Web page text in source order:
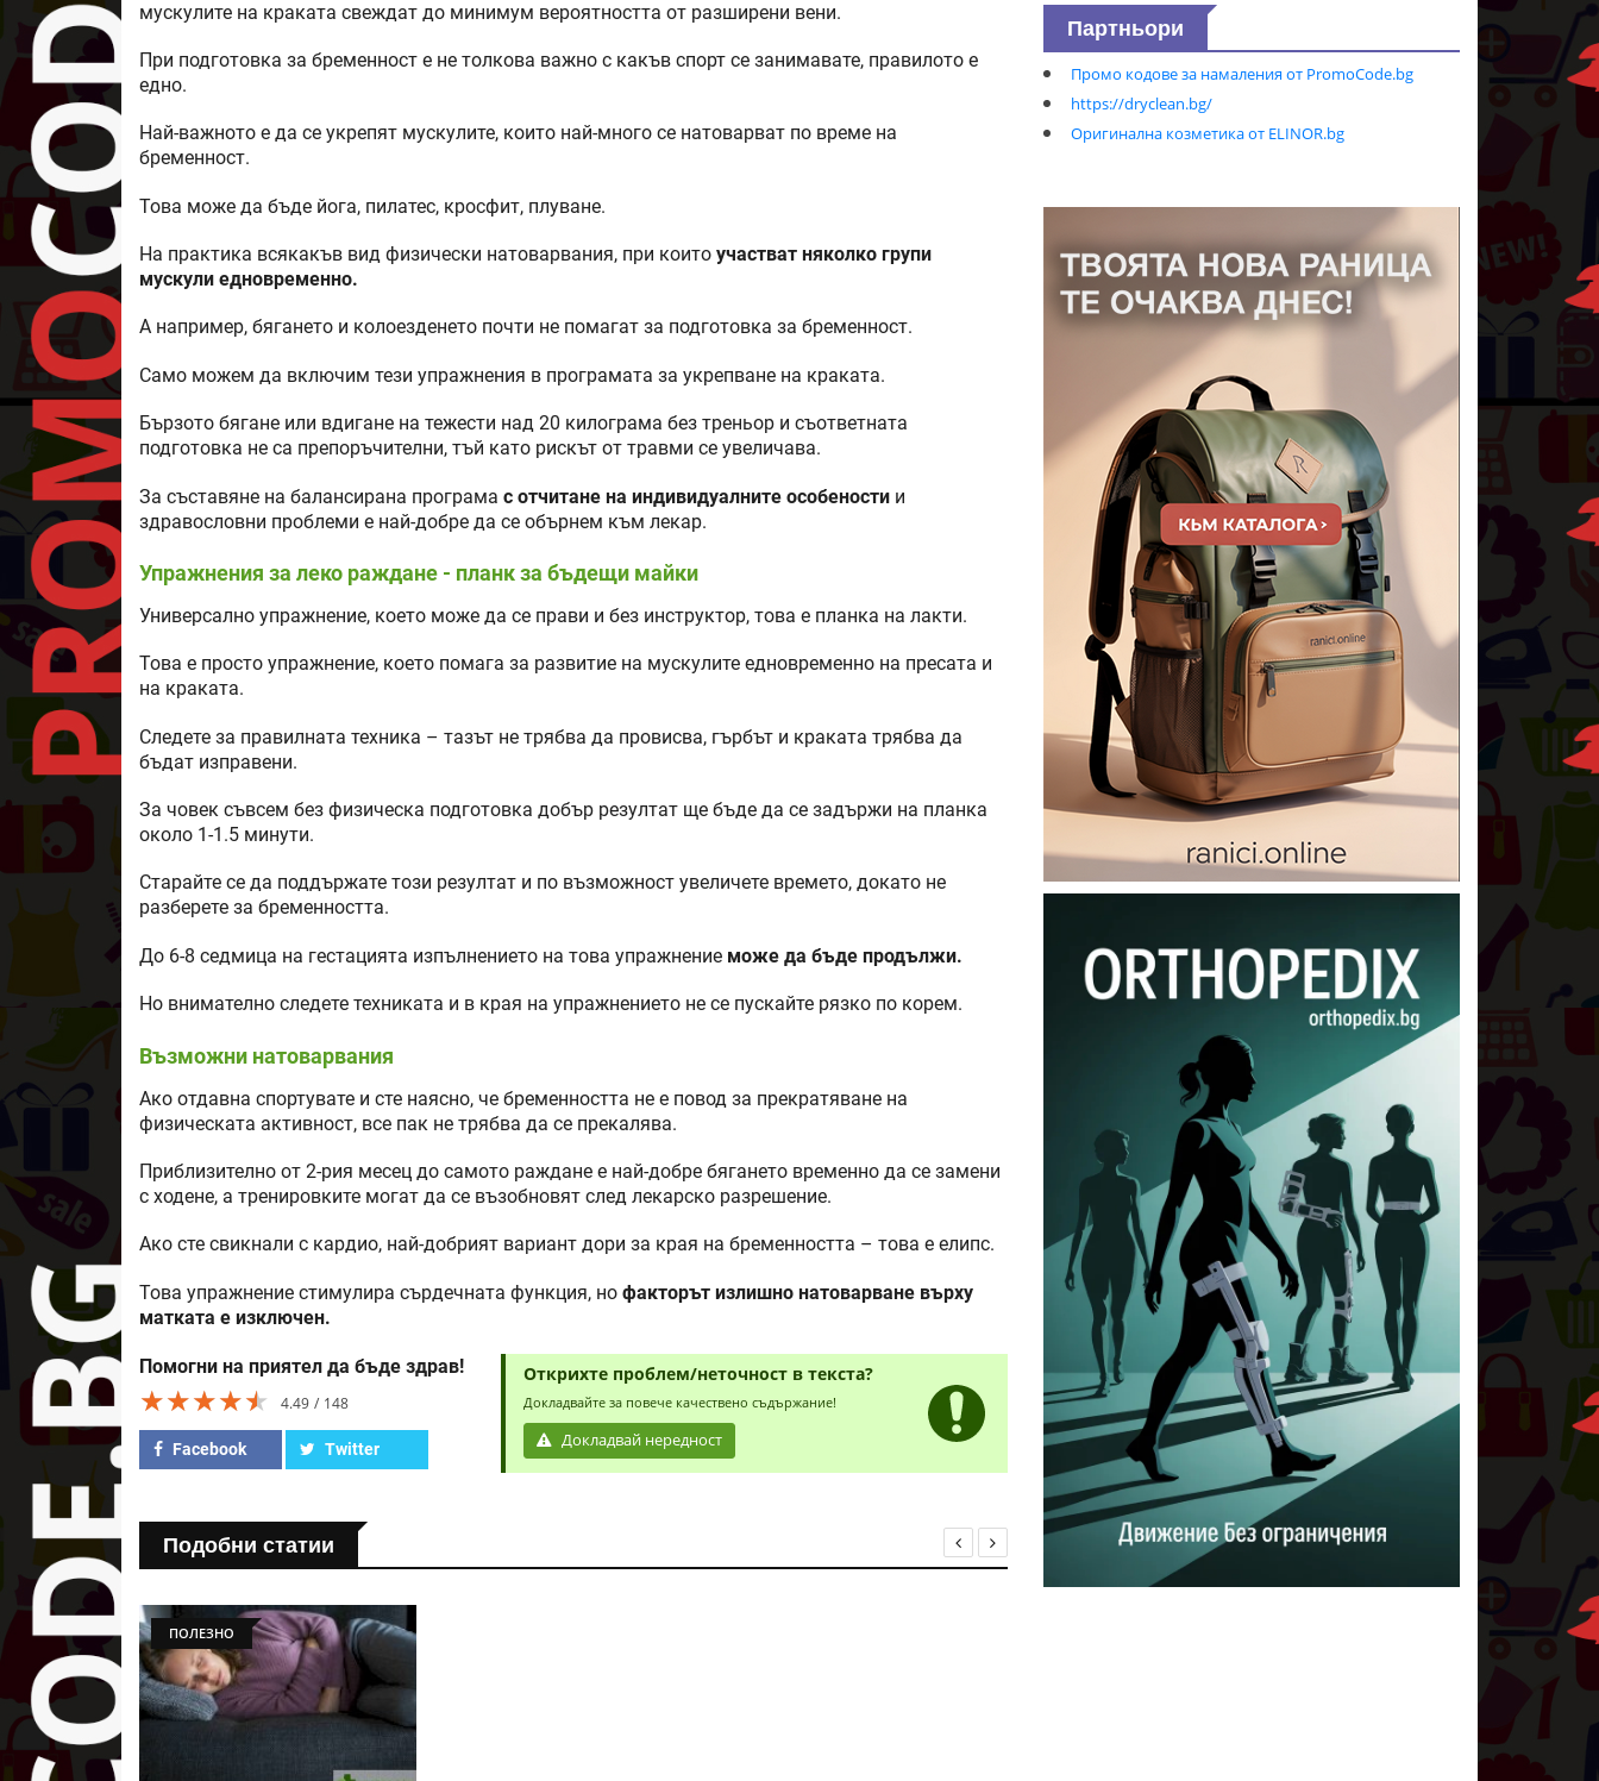
мускулите на краката свеждат до минимум вероятността от разширени вени.
При подготовка за бременност е не толкова важно с какъв спорт се занимавате, правилото е
едно.
Най-важното е да се укрепят мускулите, които най-много се натоварват по време на
бременност.
Това може да бъде йога, пилатес, кросфит, плуване.
На практика всякакъв вид физически натоварвания, при които участват няколко групи
мускули едновременно.
А например, бягането и колоезденето почти не помагат за подготовка за бременност.
Само можем да включим тези упражнения в програмата за укрепване на краката.
Бързото бягане или вдигане на тежести над 20 килограма без треньор и съответната
подготовка не са препоръчителни, тъй като рискът от травми се увеличава.
За съставяне на балансирана програма с отчитане на индивидуалните особености и
здравословни проблеми е най-добре да се обърнем към лекар.
Упражнения за леко раждане - планк за бъдещи майки
Универсално упражнение, което може да се прави и без инструктор, това е планка на лакти.
Това е просто упражнение, което помага за развитие на мускулите едновременно на пресата и
на краката.
Следете за правилната техника – тазът не трябва да провисва, гърбът и краката трябва да
бъдат изправени.
За човек съвсем без физическа подготовка добър резултат ще бъде да се задържи на планка
около 1-1.5 минути.
Старайте се да поддържате този резултат и по възможност увеличете времето, докато не
разберете за бременността.
До 6-8 седмица на гестацията изпълнението на това упражнение може да бъде продължи.
Но внимателно следете техниката и в края на упражнението не се пускайте рязко по корем.
Възможни натоварвания
Ако отдавна спортувате и сте наясно, че бременността не е повод за прекратяване на
физическата активност, все пак не трябва да се прекалява.
Приблизително от 2-рия месец до самото раждане е най-добре бягането временно да се замени
с ходене, а тренировките могат да се възобновят след лекарско разрешение.
Ако сте свикнали с кардио, най-добрият вариант дори за края на бременността – това е елипс.
Това упражнение стимулира сърдечната функция, но факторът излишно натоварване върху
матката е изключен.
Помогни на приятел да бъде здрав!
★★★★★
★★★★★
★★★★★ 4.49 148
Facebook Twitter
Открихте проблем/неточност в текста?
Докладвайте за повече качествено съдържание!
Докладвай нередност
Подобни статии
ПОЛЕЗНО
Партньори
Промо кодове за намаления от PromoCode.bg
https://dryclean.bg/
Оригинална козметика от ELINOR.bg